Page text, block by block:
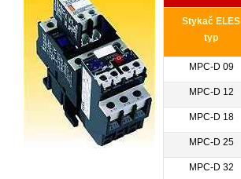
Stykač ELES
typ
MPC-D 09
MPC-D 12
MPC-D 18
MPC-D 25
MPC-D 32